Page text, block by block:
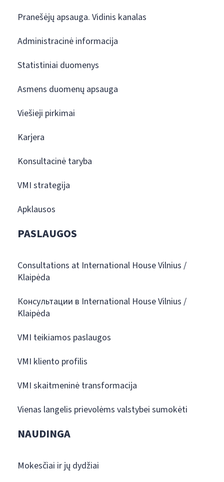
Pranešėjų apsauga. Vidinis kanalas
Administracinė informacija
Statistiniai duomenys
Asmens duomenų apsauga
Viešieji pirkimai
Karjera
Konsultacinė taryba
VMI strategija
Apklausos
PASLAUGOS
Consultations at International House Vilnius /
Klaipėda
Консультации в International House Vilnius /
Klaipėda
VMI teikiamos paslaugos
VMI kliento profilis
VMI skaitmeninė transformacija
Vienas langelis prievolėms valstybei sumokėti
NAUDINGA
Mokesčiai ir jų dydžiai